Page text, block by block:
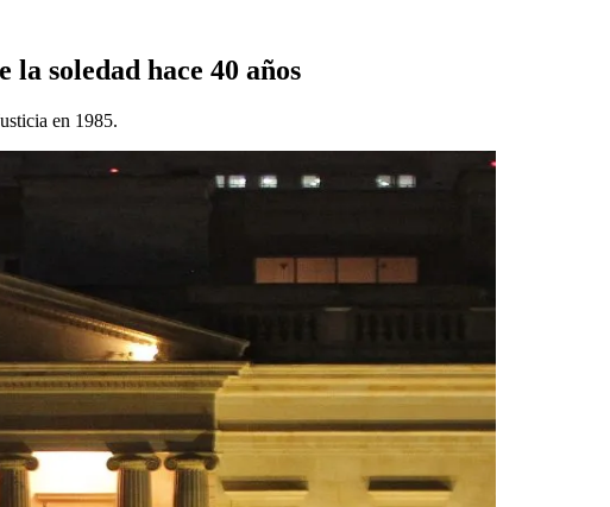
soledad hace 40 años
en 1985.